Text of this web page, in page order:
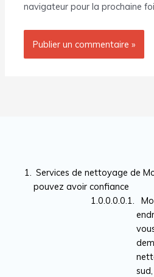
navigateur pour la prochaine
Services de nettoyage de
pouvez avoir confiance